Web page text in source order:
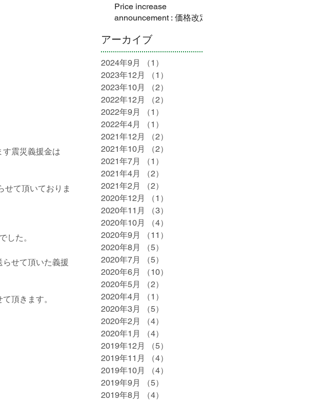
震災義援金は
せて頂いておりま
した。
せて頂いた義援
頂きます。
Price increase
announcement : 価格改定
アーカイブ
2024年9月 （1）
2023年12月
（1）
2023年10月
（2）
2022年12月
（2）
2022年9月
（1）
2022年4月
（1）
2021年12月
（2）
2021年10月
（2）
2021年7月
（1）
2021年4月
（2）
2021年2月
（2）
2020年12月
（1）
2020年11月
（3）
2020年10月
（4）
2020年9月
（11）
2020年8月
（5）
2020年7月
（5）
2020年6月
（10）
2020年5月
（2）
2020年4月
（1）
2020年3月
（5）
2020年2月
（4）
2020年1月
（4）
2019年12月
（5）
2019年11月
（4）
2019年10月
（4）
2019年9月
（5）
2019年8月
（4）